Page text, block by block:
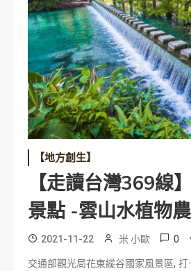
【地方創生】
【走讀台灣369線
景點 -雲山水植物
2021-11-22 米 小歐 0
交通部觀光局花東縱谷國家風景區, 打